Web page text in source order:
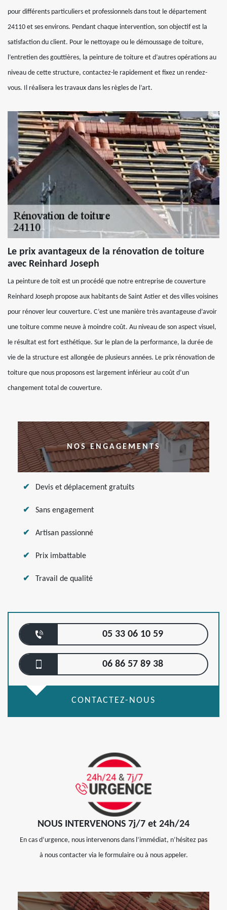
pour différents particuliers et professionnels dans tout le département
24110 et ses environs. Pendant chaque intervention, son objectif est la
satisfaction du client. Pour le nettoyage ou le démoussage de toiture,
l’entretien des gouttières, la peinture de toiture et d’autres opérations au
niveau de cette structure, contactez-le rapidement et fixez un rendez-
vous. Il réalisera les travaux dans les règles de l’art.
Le prix avantageux de la rénovation de toiture
avec Reinhard Joseph
La peinture de toit est un procédé que notre entreprise de couverture
Reinhard Joseph propose aux habitants de Saint Astier et des villes voisines
pour rénover leur couverture. C’est une manière très avantageuse d’avoir
une toiture comme neuve à moindre coût. Au niveau de son aspect visuel,
le résultat est fort esthétique. Sur le plan de la performance, la durée de
vie de la structure est allongée de plusieurs années. Le prix rénovation de
toiture que nous proposons est largement inférieur au coût d’un
changement total de couverture.
NOS ENGAGEMENTS
Devis et déplacement gratuits
Sans engagement
Artisan passionné
Prix imbattable
Travail de qualité
05 33 06 10 59
06 86 57 89 38
CONTACTEZ-NOUS
NOUS INTERVENONS 7j/7 et 24h/24
En cas d’urgence, nous intervenons dans l’immédiat, n’hésitez pas
à nous contacter via le formulaire ou à nous appeler.